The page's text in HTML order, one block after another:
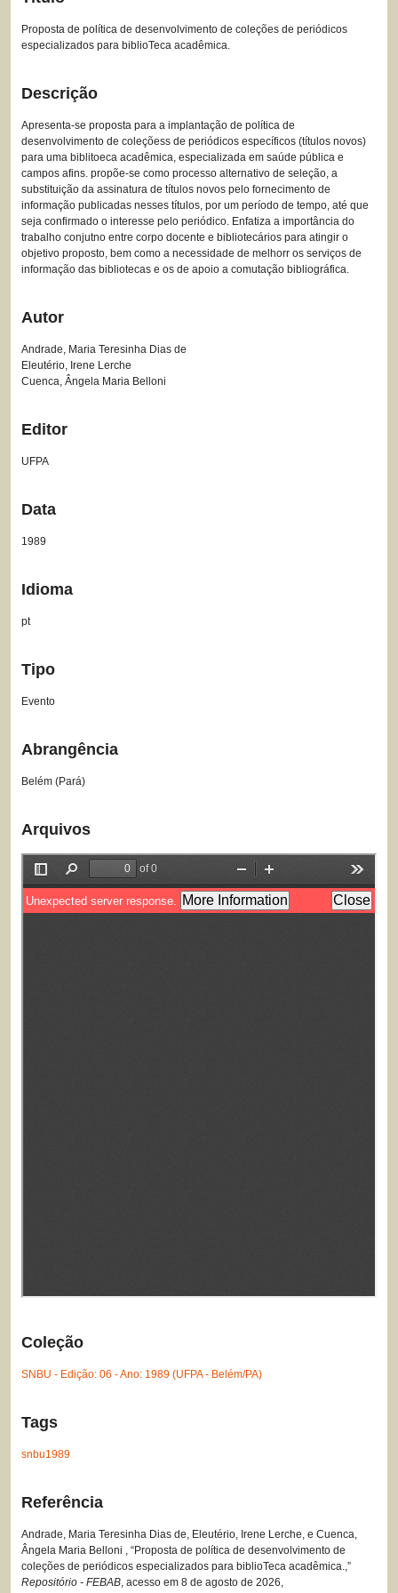
Proposta de política de desenvolvimento de coleções de periódicos
especializados para biblioTeca acadêmica.
Descrição
Apresenta-se proposta para a implantação de política de
desenvolvimento de coleçõess de periódicos específicos (títulos novos)
para uma biblitoeca acadêmica, especializada em saúde pública e
campos afins. propõe-se como processo alternativo de seleção, a
substituição da assinatura de títulos novos pelo fornecimento de
informação publicadas nesses títulos, por um período de tempo, até que
seja confirmado o interesse pelo periódico. Enfatiza a importância do
trabalho conjutno entre corpo docente e bibliotecários para atingir o
objetivo proposto, bem como a necessidade de melhorr os serviços de
informação das bibliotecas e os de apoio a comutação bibliográfica.
Autor
Andrade, Maria Teresinha Dias de
Eleutério, Irene Lerche
Cuenca, Ângela Maria Belloni
Editor
UFPA
Data
1989
Idioma
pt
Tipo
Evento
Abrangência
Belém (Pará)
Arquivos
Coleção
SNBU - Edição: 06 - Ano: 1989 (UFPA - Belém/PA)
Tags
snbu1989
Referência
Andrade, Maria Teresinha Dias de, Eleutério, Irene Lerche, e Cuenca,
Ângela Maria Belloni , “Proposta de política de desenvolvimento de
coleções de periódicos especializados para biblioTeca acadêmica.,”
Repositório - FEBAB, acesso em 8 de agosto de 2026,